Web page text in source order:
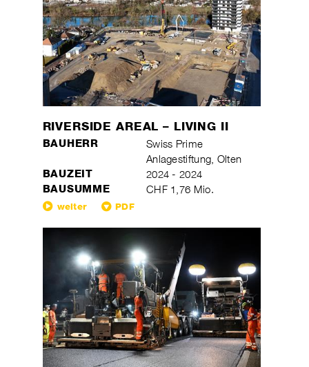
RIVERSIDE AREAL – LIVING II
BAUHERR
Swiss Prime
Anlagestiftung, Olten
BAUZEIT 2024 - 2024
BAUSUMME CHF 1,76 Mio.
weiter PDF